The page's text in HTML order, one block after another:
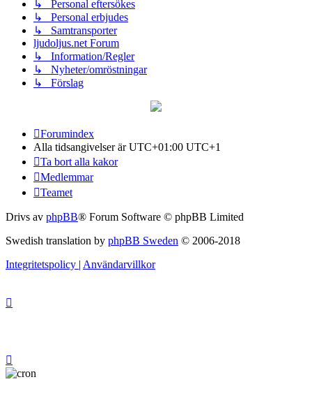
↳ Personal eftersökes
↳ Personal erbjudes
↳ Samtransporter
ljudoljus.net Forum
↳ Information/Regler
↳ Nyheter/omröstningar
↳ Förslag
Forumindex
Alla tidsangivelser är UTC+01:00 UTC+1
Ta bort alla kakor
Medlemmar
Teamet
Drivs av phpBB® Forum Software © phpBB Limited
Swedish translation by phpBB Sweden © 2006-2018
Integritetspolicy | Användarvillkor